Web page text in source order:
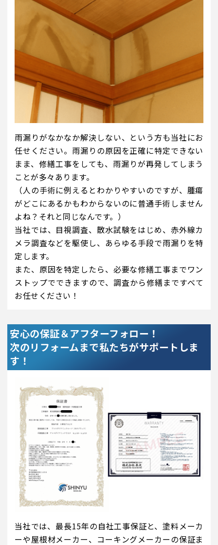
雨漏りがなかなか解決しない、という方も当社にお
任せください。雨漏りの原因を正確に特定できない
まま、修繕工事をしても、雨漏りが再発してしまう
ことが多々あります。
（人の手術に例えるとわかりやすいのですが、腫瘍
がどこにあるかもわからないのに普通手術しません
よね？それと同じなんです。）
当社では、目視調査、散水試験をはじめ、赤外線カ
メラ調査などを駆使し、あらゆる手段で雨漏りを特
定します。
また、原因を特定したら、必要な修繕工事までワン
ストップでできますので、調査から修繕まですべて
お任せください！
安心の保証＆アフターフォロー！
次のリフォームまで私たちがサポートしま
す！
当社では、最長15年の自社工事保証と、塗料メーカ
ーや屋根材メーカー、コーキングメーカーの保証ま